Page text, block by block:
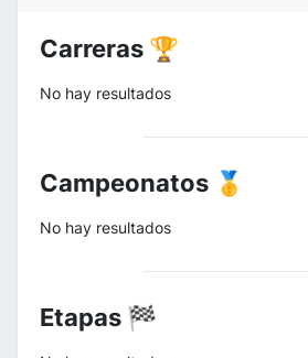
Carreras 🏆
No hay resultados
Campeonatos 🥇
No hay resultados
Etapas 🏁